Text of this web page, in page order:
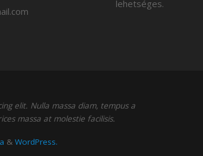
lehetséges.
elit. Nulla massa diam, tempus a
massa at molestie facilisis.
& WordPress.